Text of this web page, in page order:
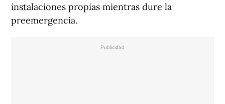
instalaciones propias mientras dure la
preemergencia.